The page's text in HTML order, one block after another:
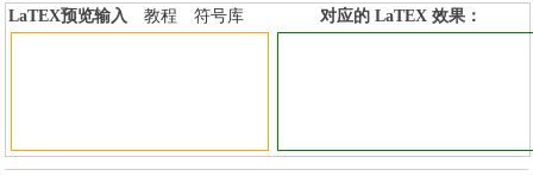
LaTEX预览输入 教程
符号库
对应的 LaTEX 效果：